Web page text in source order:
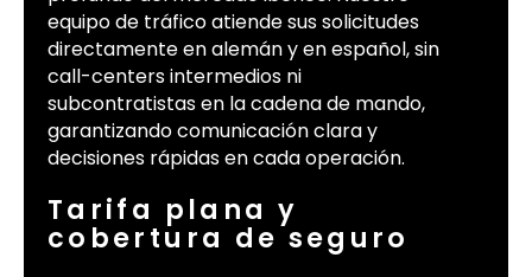
equipo de tráfico atiende sus solicitudes
directamente en alemán y en español, sin
call-centers intermedios ni
subcontratistas en la cadena de mando,
garantizando comunicación clara y
decisiones rápidas en cada operación.
Tarifa plana y
cobertura de seguro